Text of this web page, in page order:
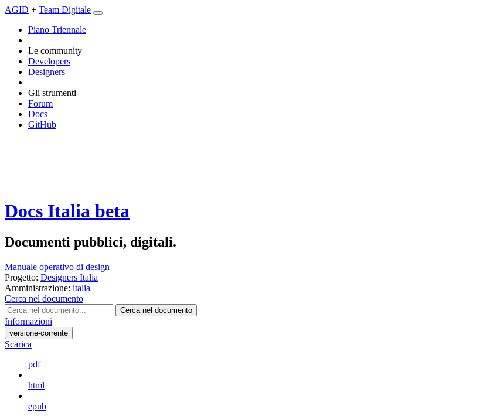
AGID + Team Digitale
Piano Triennale
Le community
Developers
Designers
Gli strumenti
Forum
Docs
GitHub
Docs Italia beta
Documenti pubblici, digitali.
Manuale operativo di design
Progetto: Designers Italia
Amministrazione: italia
Cerca nel documento
Cerca nel documento
Informazioni
versione-corrente
Scarica
pdf
html
epub